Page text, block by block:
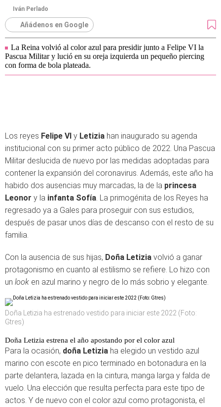
Iván Perlado
Añádenos en Google
La Reina volvió al color azul para presidir junto a Felipe VI la
Pascua Militar y lució en su oreja izquierda un pequeño piercing
con forma de bola plateada.
Los reyes Felipe VI y Letizia han inaugurado su agenda
institucional con su primer acto público de 2022. Una Pascua
Militar deslucida de nuevo por las medidas adoptadas para
contener la expansión del coronavirus. Además, este año ha
habido dos ausencias muy marcadas, la de la princesa
Leonor y la infanta Sofía . La primogénita de los Reyes ha
regresado ya a Gales para proseguir con sus estudios,
después de pasar unos días de descanso con el resto de su
familia.
Con la ausencia de sus hijas, Doña Letizia volvió a ganar
protagonismo en cuanto al estilismo se refiere. Lo hizo con
un look en azul marino y negro de lo más sobrio y elegante.
Doña Letizia ha estrenado vestido para iniciar este 2022 (Foto:
Gtres)
Doña Letizia estrena el año apostando por el color azul
Para la ocasión, doña Letizia ha elegido un vestido azul
marino con escote en pico terminado en botonadura en la
parte delantera, lazada en la cintura, manga larga y falda de
vuelo. Una elección que resulta perfecta para este tipo de
actos. Y de nuevo con el color azul como protagonista, el